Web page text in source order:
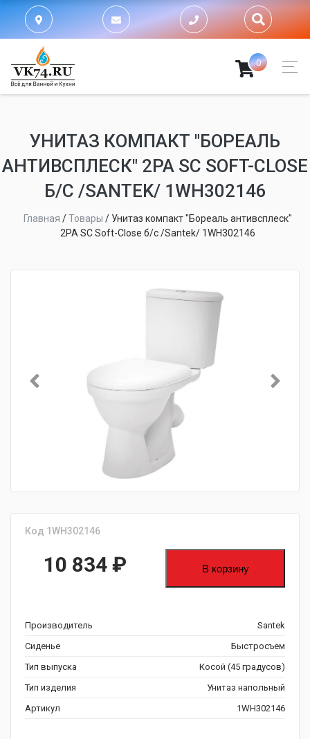
0
УНИТАЗ КОМПАКТ "БОРЕАЛЬ
АНТИВСПЛЕСК" 2РА SC SOFT-CLOSE
Б/С /SANTEK/ 1WH302146
Главная /Товары / Унитаз компакт "Бореаль антивсплеск"
2РА SC Soft-Close б/с /Santek/ 1WH302146
Код 1WH302146
10 834 ₽ В корзину
Производитель
Santek
Сиденье
Быстросъем
Тип выпуска
Косой (45 градусов)
Тип изделия
Унитаз напольный
Артикул
1WH302146